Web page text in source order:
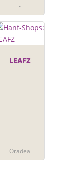
-
LEAFZ
Oradea